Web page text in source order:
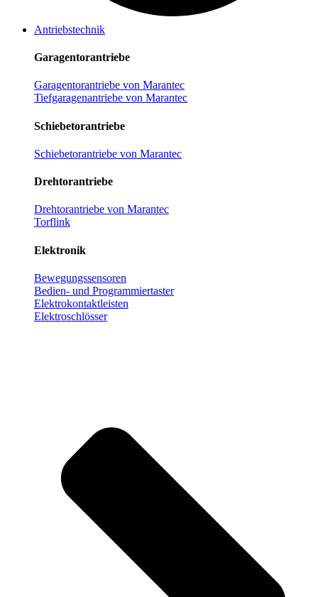
Antriebstechnik
Garagentorantriebe
Garagentorantriebe von Marantec
Tiefgaragenantriebe von Marantec
Schiebetorantriebe
Schiebetorantriebe von Marantec
Drehtorantriebe
Drehtorantriebe von Marantec
Torflink
Elektronik
Bewegungssensoren
Bedien- und Programmiertaster
Elektrokontaktleisten
Elektroschlösser